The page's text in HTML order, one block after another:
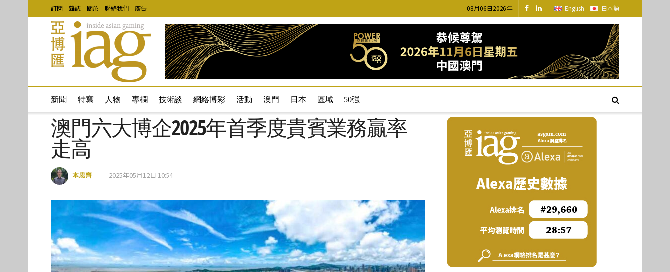
訂閱 雜誌 關於 聯絡我們 廣告 08月06日2026年 English 日本語
新聞 特寫 人物 專欄 技術談 網絡博彩 活動 澳門 日本 區域 50强
澳門六大博企2025年首季度貴賓業務贏率
走高
本思齊 2025年05月12日 10:54